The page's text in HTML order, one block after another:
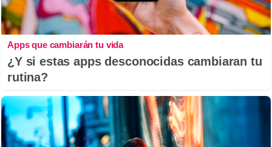
Apps que cambiarán tu vida
¿Y si estas apps desconocidas cambiaran tu
rutina?